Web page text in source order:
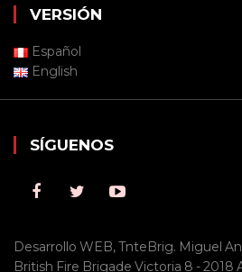
VERSIÓN
Español
English
SÍGUENOS
Desarrollo WEB, TnteBrig. Miguel
British Fire Brigade Victoria 8 - 2018